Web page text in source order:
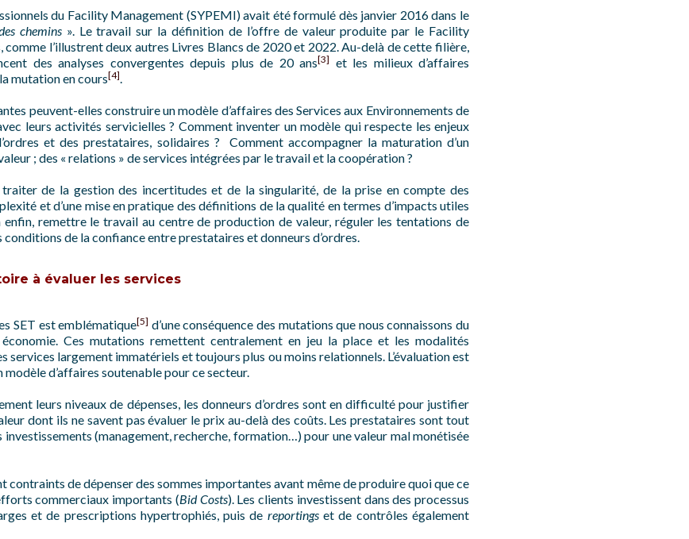
du Facility Management (SYPEMI) avait été formulé dès janvier 2016 dans le
chemins». Le travail sur la définition de l’offre de valeur produite par le Facility
comme l’illustrent deux autres Livres Blancs de 2020 et 2022. Au-delà de cette filière,
des analyses convergentes depuis plus de 20 ans[3] et les milieux d’affaires
mutation en cours[4].
peuvent-elles construire un modèle d’affaires des Services aux Environnements de
leurs activités servicielles ? Comment inventer un modèle qui respecte les enjeux
et des prestataires, solidaires ? Comment accompagner la maturation d’un
; des « relations » de services intégrées par le travail et la coopération ?
de la gestion des incertitudes et de la singularité, de la prise en compte des
et d’une mise en pratique des définitions de la qualité en termes d’impacts utiles
enfin, remettre le travail au centre de production de valeur, réguler les tentations de
de la confiance entre prestataires et donneurs d’ordres.
à évaluer les services
SET est emblématique[5] d’une conséquence des mutations que nous connaissons du
Ces mutations remettent centralement en jeu la place et les modalités
services largement immatériels et toujours plus ou moins relationnels. L’évaluation est
modèle d’affaires soutenable pour ce secteur.
leurs niveaux de dépenses, les donneurs d’ordres sont en difficulté pour justifier
dont ils ne savent pas évaluer le prix au-delà des coûts. Les prestataires sont tout
(management, recherche, formation…) pour une valeur mal monétisée
contraints de dépenser des sommes importantes avant même de produire quoi que ce
commerciaux importants (Bid Costs). Les clients investissent dans des processus
et de prescriptions hypertrophiés, puis de reportingset de contrôles également